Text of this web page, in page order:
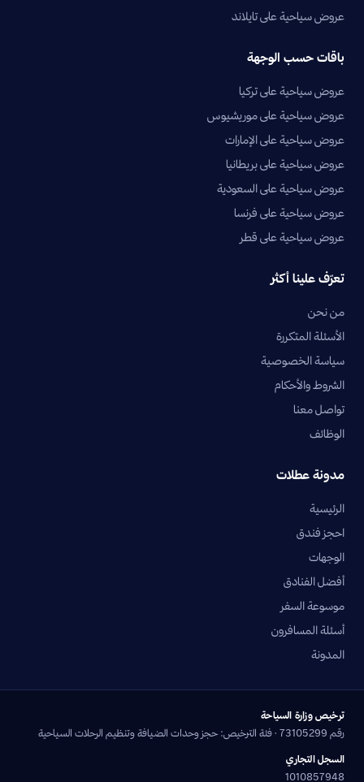
عروض سياحية على تايلاند
باقات حسب الوجهة
عروض سياحية على تركيا
عروض سياحية على موريشيوس
عروض سياحية على الإمارات
عروض سياحية على بريطانيا
عروض سياحية على السعودية
عروض سياحية على فرنسا
عروض سياحية على قطر
تعرّف علينا أكثر
من نحن
الأسئلة المتكررة
سياسة الخصوصية
الشروط والأحكام
تواصل معنا
الوظائف
مدونة عطلات
الرئيسية
احجز فندق
الوجهات
أفضل الفنادق
موسوعة السفر
أسئلة المسافرون
المدونة
ترخيص وزارة السياحة
رقم 73105299 · فئة الترخيص: حجز وحدات الضيافة وتنظيم الرحلات السياحية
السجل التجاري
1010857948